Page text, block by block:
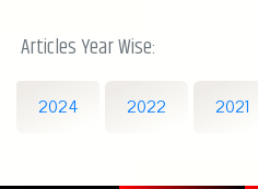
Articles Year Wise:
2024 2022 2021